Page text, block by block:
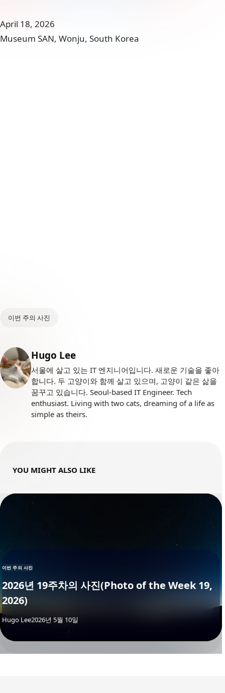
April 18, 2026
Museum SAN, Wonju, South Korea
이번 주의 사진
Posted by
Hugo Lee
서울에 살고 있는 IT 엔지니어입니다. 새로운 기술을 좋아
합니다. 두 고양이와 함께 살고 있으며, 고양이 같은 삶을
꿈꾸고 있습니다. Seoul-based IT Engineer. Tech
enthusiast. Living with two cats, dreaming of a life as
simple as theirs.
YOU MIGHT ALSO LIKE
이번 주의 사진
2026년 19주차의 사진(Photo of the Week 19,
2026)
By
Hugo Lee2026년 5월 10일